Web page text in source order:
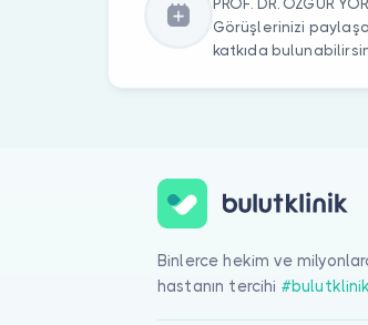
PROF. DR. ÖZGÜR
Görüşlerinizi
katkıda
Binlerce hekim ve
hastanın tercihi #bulutklinik